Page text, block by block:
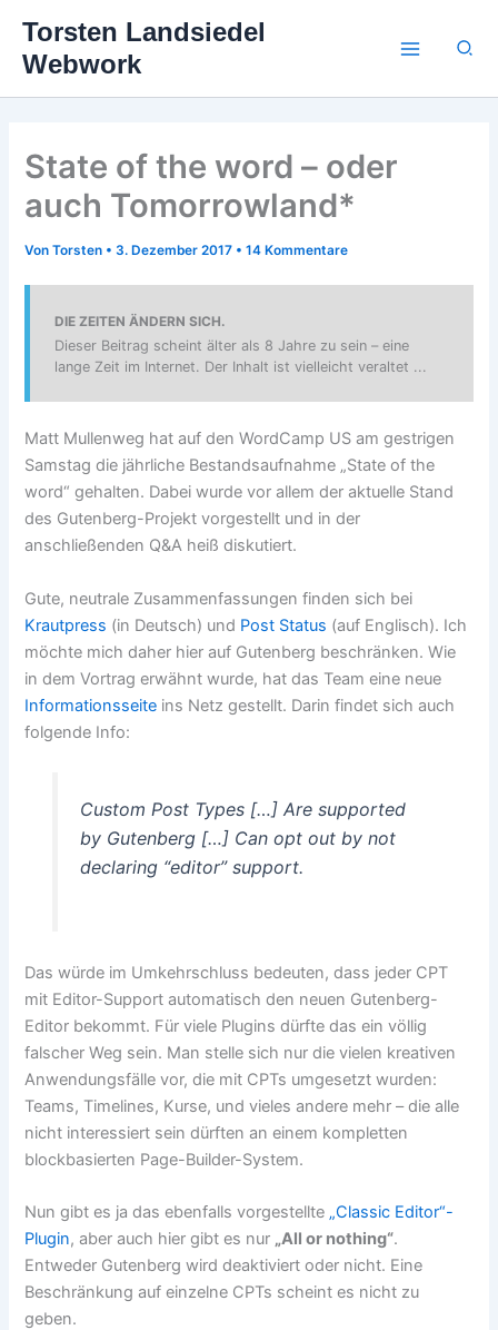
Inhalt
springen
Torsten Landsiedel
Webwork
State of the word – oder
auch Tomorrowland*
VonTorsten •3. Dezember 2017 •14 Kommentare
DIE ZEITEN ÄNDERN SICH.
Dieser Beitrag scheint älter als 8 Jahre zu sein – eine
lange Zeit im Internet. Der Inhalt ist vielleicht veraltet ...
Matt Mullenweg hat auf den WordCamp US am gestrigen
Samstag die jährliche Bestandsaufnahme „State of the
word“ gehalten. Dabei wurde vor allem der aktuelle Stand
des Gutenberg-Projekt vorgestellt und in der
anschließenden Q&A heiß diskutiert.
Gute, neutrale Zusammenfassungen finden sich bei
Krautpress (in Deutsch) und Post Status (auf Englisch). Ich
möchte mich daher hier auf Gutenberg beschränken. Wie
in dem Vortrag erwähnt wurde, hat das Team eine neue
Informationsseite ins Netz gestellt. Darin findet sich auch
folgende Info:
Custom Post Types […] Are supported
by Gutenberg […] Can opt out by not
declaring “editor” support.
Das würde im Umkehrschluss bedeuten, dass jeder CPT
mit Editor-Support automatisch den neuen Gutenberg-
Editor bekommt. Für viele Plugins dürfte das ein völlig
falscher Weg sein. Man stelle sich nur die vielen kreativen
Anwendungsfälle vor, die mit CPTs umgesetzt wurden:
Teams, Timelines, Kurse, und vieles andere mehr – die alle
nicht interessiert sein dürften an einem kompletten
blockbasierten Page-Builder-System.
Nun gibt es ja das ebenfalls vorgestellte „Classic Editor“-
Plugin, aber auch hier gibt es nur „All or nothing“.
Entweder Gutenberg wird deaktiviert oder nicht. Eine
Beschränkung auf einzelne CPTs scheint es nicht zu
geben.